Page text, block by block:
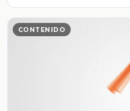
CONTENIDO